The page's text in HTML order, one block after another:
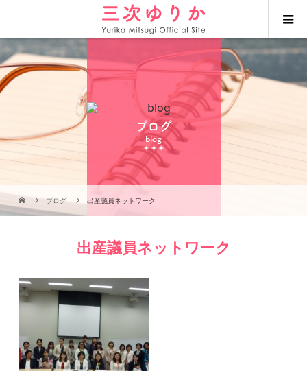
ブログ
blog
ブログ 出産議員ネットワーク
出産議員ネットワーク